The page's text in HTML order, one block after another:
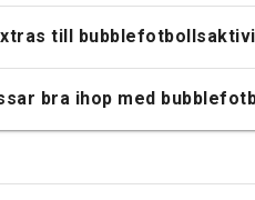
till
bra ihop med